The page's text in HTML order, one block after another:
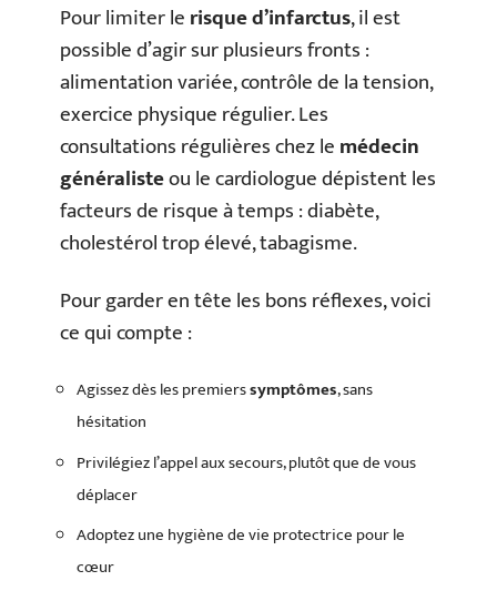
Pour limiter lerisque d’infarctus, il est
possible d’agir sur plusieurs fronts :
alimentation variée, contrôle de la tension,
exercice physique régulier. Les
consultations régulières chez lemédecin
généralisteou le cardiologue dépistent les
facteurs de risque à temps : diabète,
cholestérol trop élevé, tabagisme.
Pour garder en tête les bons réflexes, voici
ce qui compte :
Agissez dès les premierssymptômes, sans
hésitation
Privilégiez l’appel aux secours, plutôt que de vous
déplacer
Adoptez une hygiène de vie protectrice pour le
cœur